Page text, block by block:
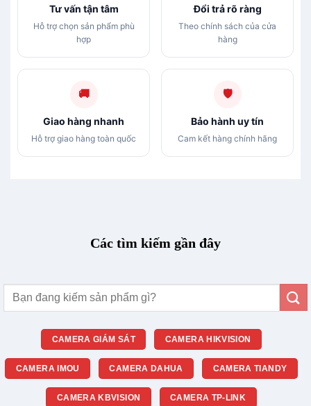
Tư vấn tận tâm
Hỗ trợ chọn sản phẩm phù
hợp
Đổi trả rõ ràng
Theo chính sách của cửa
hàng
🚚
Giao hàng nhanh
Hỗ trợ giao hàng toàn quốc
🛡
Bảo hành uy tín
Cam kết hàng chính hãng
Các tìm kiếm gần đây
Tìm
CAMERA GIÁM SÁT CAMERA HIKVISION
CAMERA IMOU CAMERA DAHUA CAMERA TIANDY
CAMERA KBVISION CAMERA TP-LINK